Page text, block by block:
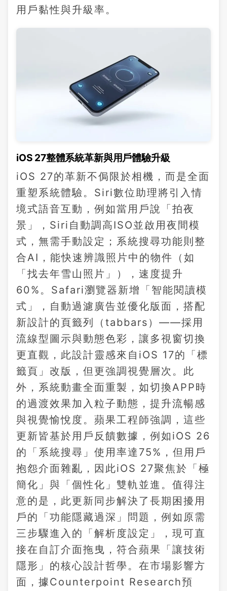
用戶黏性與升級率。
iOS 27整體系統革新與用戶體驗升級
iOS 27的革新不侷限於相機，而是全面
重塑系統體驗。Siri數位助理將引入情
境式語音互動，例如當用戶說「拍夜
景」，Siri自動調高ISO並啟用夜間模
式，無需手動設定；系統搜尋功能則整
合AI，能快速辨識照片中的物件（如
「找去年雪山照片」），速度提升
60%。Safari瀏覽器新增「智能閱讀模
式」，自動過濾廣告並優化版面，搭配
新設計的頁籤列（tabbars）——採用
流線型圖示與動態色彩，讓多視窗切換
更直觀，此設計靈感來自iOS 17的「標
籤頁」改版，但更強調視覺層次。此
外，系統動畫全面重製，如切換APP時
的過渡效果加入粒子動態，提升流暢感
與視覺愉悅度。蘋果工程師強調，這些
更新皆基於用戶反饋數據，例如iOS 26
的「系統搜尋」使用率達75%，但用戶
抱怨介面雜亂，因此iOS 27聚焦於「極
簡化」與「個性化」雙軌並進。值得注
意的是，此更新同步解決了長期困擾用
戶的「功能隱藏過深」問題，例如原需
三步驟進入的「解析度設定」，現可直
接在自訂介面拖曳，符合蘋果「讓技術
隱形」的核心設計哲學。在市場影響方
面，據Counterpoint Research預